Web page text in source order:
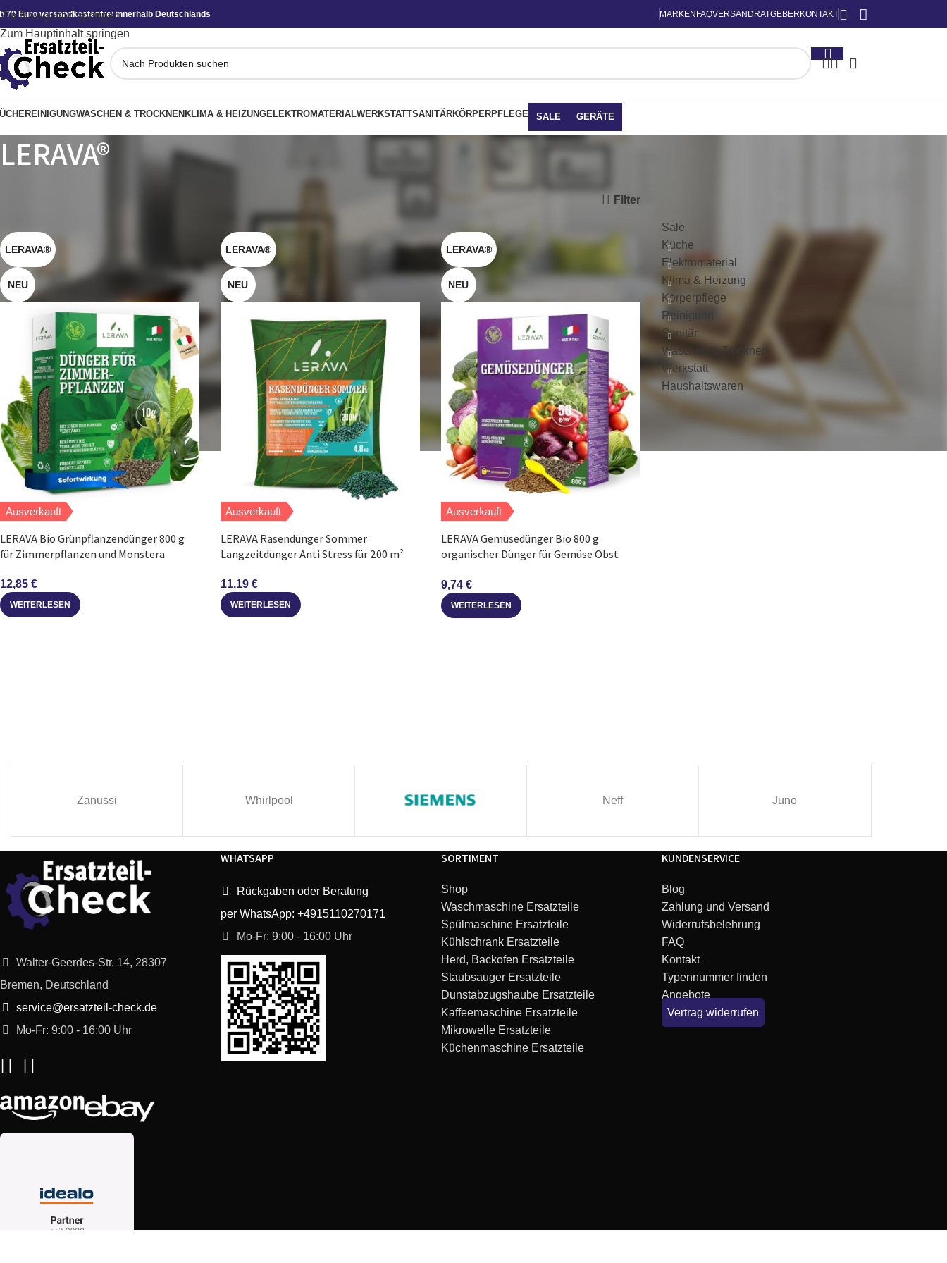
Zur Navigation springen
Zum Hauptinhalt springen
70 Euro versandkostenfrei innerhalb Deutschlands MARKEN FAQVERSAND RATGEBER KONTAKT
REINIGUNGWASCHEN & TROCKNEN KLIMA & HEIZUNGELEKTROMATERIALWERKSTATTSANITÄRKÖRPERPFLEGE SALE GERÄTE
LERAVA®
Filter
LERAVA®
NEU
Ausverkauft
LERAVA Bio Grünpflanzendünger 800 g
für Zimmerpflanzen und Monstera
12,85 €
WEITERLESEN
LERAVA®
NEU
Ausverkauft
LERAVA Rasendünger Sommer
Langzeitdünger Anti Stress für 200 m²
11,19 €
WEITERLESEN
LERAVA®
NEU
Ausverkauft
LERAVA Gemüsedünger Bio 800 g
organischer Dünger für Gemüse Obst
9,74 €
WEITERLESEN
Sale
Küche
Elektromaterial
Klima & Heizung
Körperpflege
Reinigung
Sanitär
Waschen & Trocknen
Werkstatt
Haushaltswaren
Zanussi Whirlpool Neff Juno
Walter-Geerdes-Str. 14, 28307
Bremen, Deutschland
service@ersatzteil-check.de
Mo-Fr: 9:00 - 16:00 Uhr
WHATSAPP
Rückgaben oder Beratung
per WhatsApp: +4915110270171
Mo-Fr: 9:00 - 16:00 Uhr
SORTIMENT
Shop
Waschmaschine Ersatzteile
Spülmaschine Ersatzteile
Kühlschrank Ersatzteile
Herd, Backofen Ersatzteile
Staubsauger Ersatzteile
Dunstabzugshaube Ersatzteile
Kaffeemaschine Ersatzteile
Mikrowelle Ersatzteile
Küchenmaschine Ersatzteile
KUNDENSERVICE
Blog
Zahlung und Versand
Widerrufsbelehrung
FAQ
Kontakt
Typennummer finden
Angebote
Vertrag widerrufen